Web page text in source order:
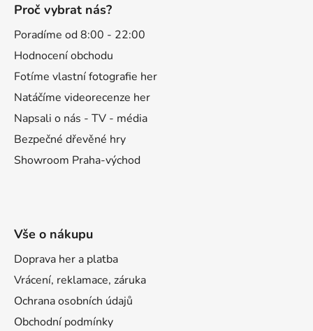
Proč vybrat nás?
Poradíme od 8:00 - 22:00
Hodnocení obchodu
Fotíme vlastní fotografie her
Natáčíme videorecenze her
Napsali o nás - TV - média
Bezpečné dřevěné hry
Showroom Praha-východ
Vše o nákupu
Doprava her a platba
Vrácení, reklamace, záruka
Ochrana osobních údajů
Obchodní podmínky